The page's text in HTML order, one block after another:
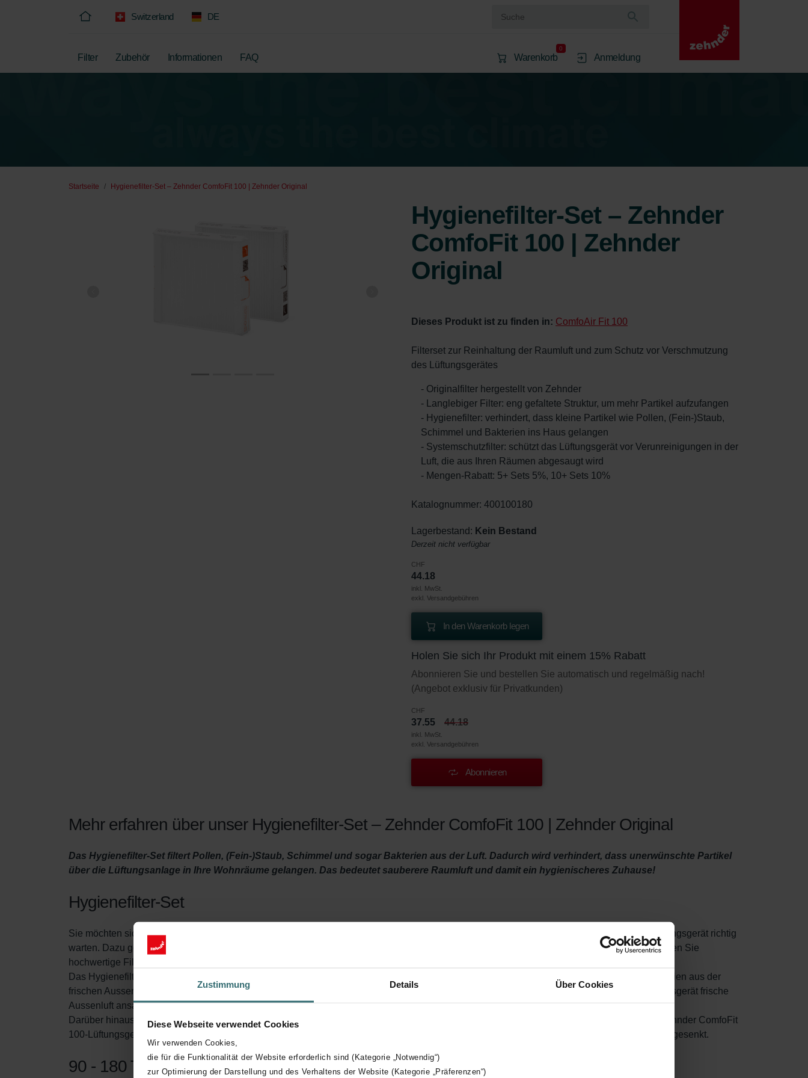
Zustimmung Details Über Cookies
Diese Webseite verwendet Cookies
Wir verwenden Cookies,
die für die Funktionalität der Website erforderlich sind (Kategorie „Notwendig“)
zur Optimierung der Darstellung und des Verhaltens der Website (Kategorie „Präferenzen“)
Switzerland DE
Filter Zubehör Informationen FAQ Warenkorb
0
Anmeldung
Startseite Hygienefilter-Set – Zehnder ComfoFit 100 | Zehnder Original
Hygienefilter-Set – Zehnder
ComfoFit 100 | Zehnder
Original
Dieses Produkt ist zu finden in: ComfoAir Fit 100
Filterset zur Reinhaltung der Raumluft und zum Schutz vor Verschmutzung
des Lüftungsgerätes
- Originalfilter hergestellt von Zehnder
- Langlebiger Filter: eng gefaltete Struktur, um mehr Partikel aufzufangen
- Hygienefilter: verhindert, dass kleine Partikel wie Pollen, (Fein-)Staub,
Schimmel und Bakterien ins Haus gelangen
- Systemschutzfilter: schützt das Lüftungsgerät vor Verunreinigungen in der
Luft, die aus Ihren Räumen abgesaugt wird
- Mengen-Rabatt: 5+ Sets 5%, 10+ Sets 10%
Katalognummer: 400100180
Lagerbestand: Kein Bestand
Derzeit nicht verfügbar
CHF
44.18
inkl. MwSt.
exkl. Versandgebühren
In den Warenkorb legen
Holen Sie sich Ihr Produkt mit einem 15% Rabatt
Abonnieren Sie und bestellen Sie automatisch und regelmäßig nach!
(Angebot exklusiv für Privatkunden)
CHF
37.55 44.18
inkl. MwSt.
exkl. Versandgebühren
Abonnieren
Mehr erfahren über unser Hygienefilter-Set – Zehnder ComfoFit 100 | Zehnder Original
Das Hygienefilter-Set filtert Pollen, (Fein-)Staub, Schimmel und sogar Bakterien aus der Luft. Dadurch wird verhindert, dass unerwünschte Partikel
über die Lüftungsanlage in Ihre Wohnräume gelangen. Das bedeutet sauberere Raumluft und damit ein hygienischeres Zuhause!
Hygienefilter-Set
Sie möchten sicherstellen, dass Ihre Wohnung ausreichend belüftet ist und saubere Luft zugeführt wird? Dann ist es wichtig, dass Sie Ihr Lüftungsgerät richtig
warten. Dazu gehört der regelmässige Filteraustausch. Wechseln Sie die Filter im Lüftungsgerät mindestens dreimal im Jahr aus und verwenden Sie
hochwertige Filter.
Das Hygienefilter-Set sorgt für eine gesunde, saubere Raumluft, indem es kleine Partikel wie Pollen, (Fein-)Staub, Schimmel und sogar Bakterien aus der
frischen Aussenluft herausfiltert, bevor sie in Ihre Wohnräume gelangt. Es ist wichtig, diesen Filter auf der Seite einzusetzen, an der Ihr Lüftungsgerät frische
Aussenluft ansaugt.
Darüber hinaus verhindert der Systemschutzfilter (in diesem Filterset enthalten), dass sich Schmutz aus der abgesaugten Innenluft in Ihrem Zehnder ComfoFit
100-Lüftungsgerät ansammelt. Dadurch wird die Lebensdauer Ihres Systems verlängert. Das Gerät bleibt leise und der Energieverbrauch wird gesenkt.
90 - 180 Tage Schutz